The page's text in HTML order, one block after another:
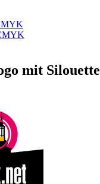
mit Silouette